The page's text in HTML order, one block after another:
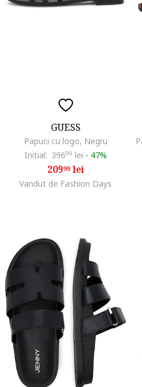
GUESS
Papuci cu logo, Negru
Initial: 39699 lei - 47%
20999lei
Vandut de Fashion Days